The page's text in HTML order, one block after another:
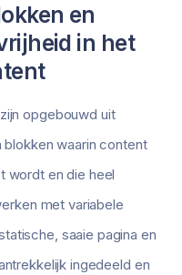
en
in het
opgebouwd uit
waarin content
wordt en die heel
met variabele
saaie pagina en
ingedeeld en